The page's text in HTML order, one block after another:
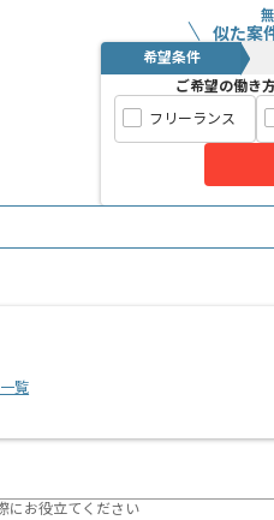
似た案
希望条件
ご希望の働き
フリーランス
覧
にお役立てください